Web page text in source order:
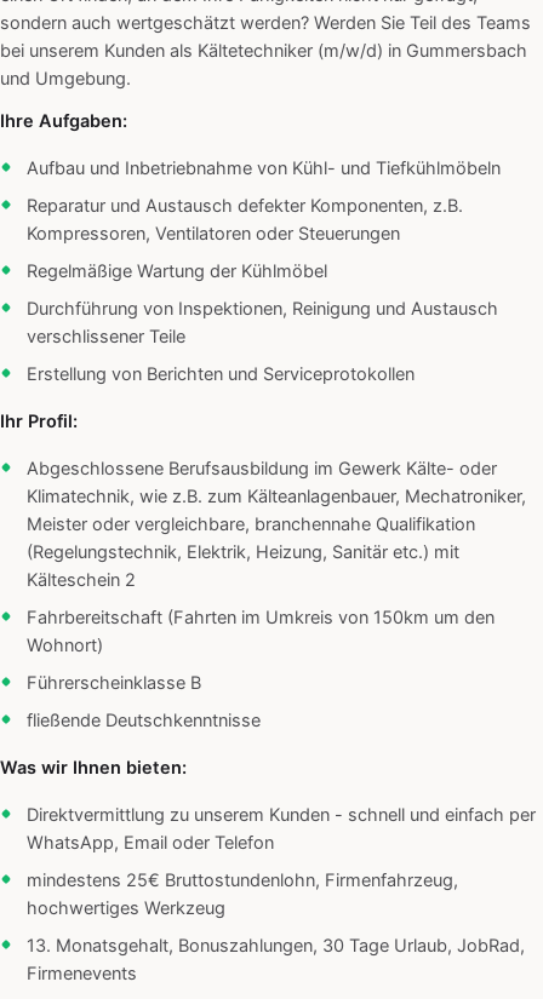
sondern auch wertgeschätzt werden? Werden Sie Teil des Teams
bei unserem Kunden als Kältetechniker (m/w/d) in Gummersbach
und Umgebung.
Ihre Aufgaben:
Aufbau und Inbetriebnahme von Kühl- und Tiefkühlmöbeln
Reparatur und Austausch defekter Komponenten, z.B.
Kompressoren, Ventilatoren oder Steuerungen
Regelmäßige Wartung der Kühlmöbel
Durchführung von Inspektionen, Reinigung und Austausch
verschlissener Teile
Erstellung von Berichten und Serviceprotokollen
Ihr Profil:
Abgeschlossene Berufsausbildung im Gewerk Kälte- oder
Klimatechnik, wie z.B. zum Kälteanlagenbauer, Mechatroniker,
Meister oder vergleichbare, branchennahe Qualifikation
(Regelungstechnik, Elektrik, Heizung, Sanitär etc.) mit
Kälteschein 2
Fahrbereitschaft (Fahrten im Umkreis von 150km um den
Wohnort)
Führerscheinklasse B
fließende Deutschkenntnisse
Was wir Ihnen bieten:
Direktvermittlung zu unserem Kunden - schnell und einfach per
WhatsApp, Email oder Telefon
mindestens 25€ Bruttostundenlohn, Firmenfahrzeug,
hochwertiges Werkzeug
13. Monatsgehalt, Bonuszahlungen, 30 Tage Urlaub, JobRad,
Firmenevents